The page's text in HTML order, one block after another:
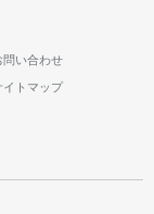
問い合わせ
イトマップ